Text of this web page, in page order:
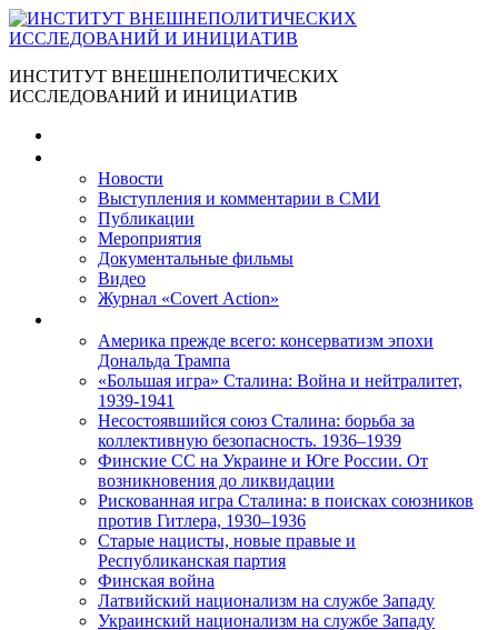
ИНСТИТУТ ВНЕШНЕПОЛИТИЧЕСКИХ
ИССЛЕДОВАНИЙ И ИНИЦИАТИВ
Новости
Выступления и коммента­рии в СМИ
Публикации
Мероприятия
Документальные фильмы
Видео
Журнал «Covert Action»
Америка прежде всего: консерватизм эпохи
Дональда Трампа
«Большая игра» Сталина: Война и нейтралитет,
1939-1941
Несостоявшийся союз Сталина: борьба за
коллективную безопасность. 1936–1939
Финские СС на Украине и Юге России. От
возникновения до ликвидации
Рискованная игра Сталина: в поисках союзников
против Гитлера, 1930–1936
Старые нацисты, новые правые и
Республиканская партия
Финская война
Латвийский национализм на службе Западу
Украинский национализм на службе Западу